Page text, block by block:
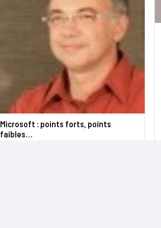
Microsoft : points forts, points
faibles…